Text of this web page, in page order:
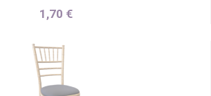
1,70 €